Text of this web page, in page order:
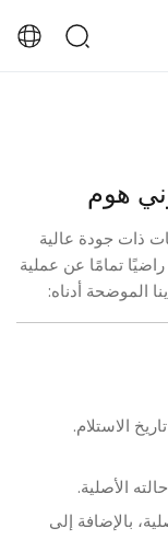
هوم
ذات جودة عالية
تمامًا عن عملية
الموضحة أدناه:
.
الأصلية.
بالإضافة إلى